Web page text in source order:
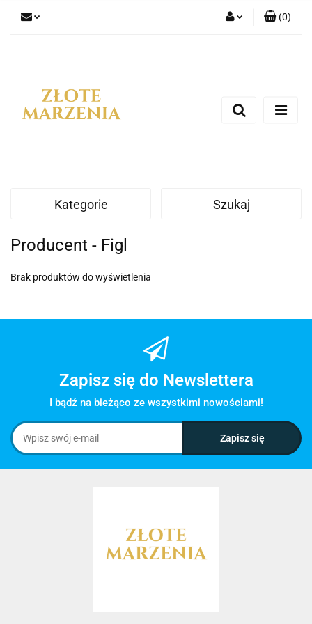
(0)
Kategorie Szukaj
Producent - Figl
Brak produktów do wyświetlenia
Zapisz się do Newslettera
I bądź na bieżąco ze wszystkimi nowościami!